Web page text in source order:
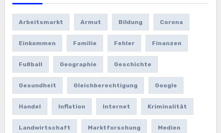
Arbeitsmarkt Armut Bildung Corona
Einkommen Familie Fehler Finanzen
Fußball Geographie Geschichte
Gesundheit Gleichberechtigung Google
Handel Inflation Internet Kriminalität
Landwirtschaft Marktforschung Medien